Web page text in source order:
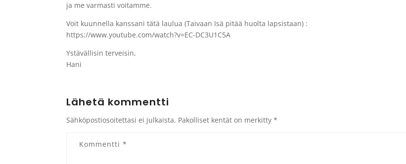
ja me varmasti voitamme.
Voit kuunnella kanssani tätä laulua (Taivaan Isä pitää huolta lapsistaan) :
https://www.youtube.com/watch?v=EC-DC3U1C5A
Ystävällisin terveisin,
Hani
Lähetä kommentti
Sähköpostiosoitettasi ei julkaista. Pakolliset kentät on merkitty*